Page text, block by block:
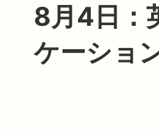
8月4日：
ケーショ